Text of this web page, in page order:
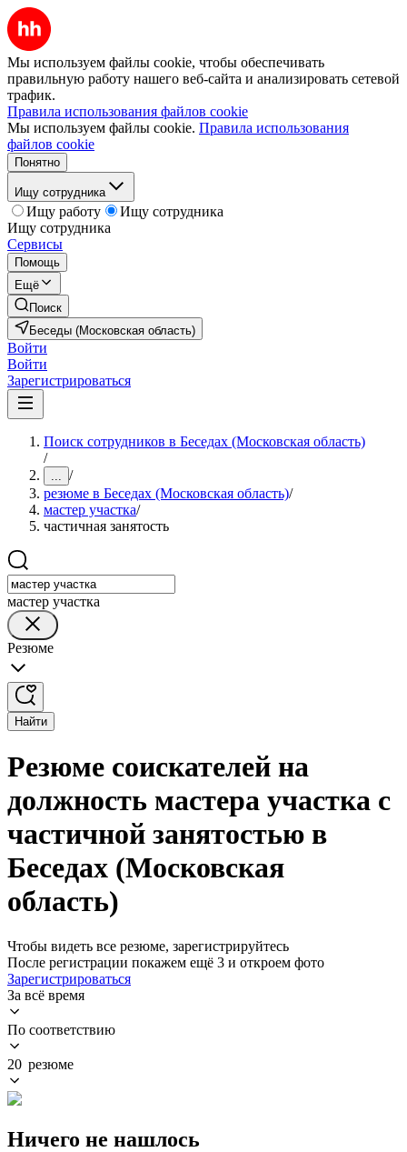
Мы используем файлы cookie, чтобы обеспечивать
правильную работу нашего веб-сайта и анализировать сетевой
трафик.
Правила использования файлов cookie
Мы используем файлы cookie. Правила использования
файлов cookie
Понятно
Ищу сотрудника
Ищу работу
Ищу сотрудника
Ищу сотрудника
Сервисы
Помощь
Ещё
Поиск
Беседы (Московская область)
Войти
Войти
Зарегистрироваться
Поиск сотрудников в Беседах (Московская область)
/
... /
резюме в Беседах (Московская область)/
мастер участка/
частичная занятость
мастер участка
Резюме
Найти
Резюме соискателей на
должность мастера участка с
частичной занятостью в
Беседах (Московская
область)
Чтобы видеть все резюме, зарегистрируйтесь
После регистрации покажем ещё 3 и откроем фото
Зарегистрироваться
За всё время
По соответствию
20 резюме
Ничего не нашлось